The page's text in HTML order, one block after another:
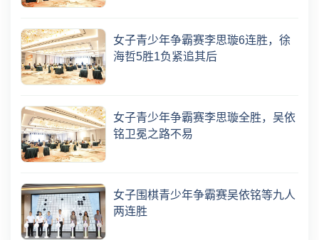
女子青少年争霸赛李思璇6连胜，徐
海哲5胜1负紧追其后
女子青少年争霸赛李思璇全胜，吴依
铭卫冕之路不易
女子围棋青少年争霸赛吴依铭等九人
两连胜